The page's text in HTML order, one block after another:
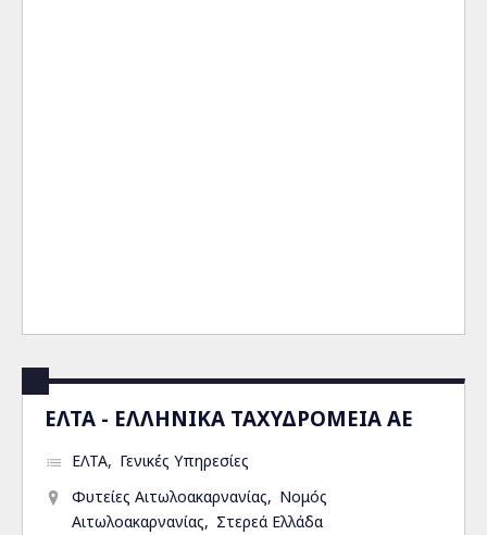
ΕΛΤΑ - ΕΛΛΗΝΙΚΑ ΤΑΧΥΔΡΟΜΕΙΑ ΑΕ
ΕΛΤΑ
Γενικές Υπηρεσίες
Φυτείες Αιτωλοακαρνανίας
Νομός
Αιτωλοακαρνανίας
Στερεά Ελλάδα